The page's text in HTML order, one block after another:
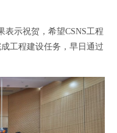
示祝贺，希望CSNS工程
工程建设任务，早日通过